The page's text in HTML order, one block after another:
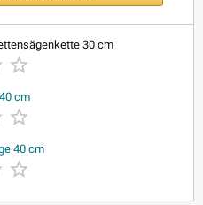
30 cm

cm

40 cm
